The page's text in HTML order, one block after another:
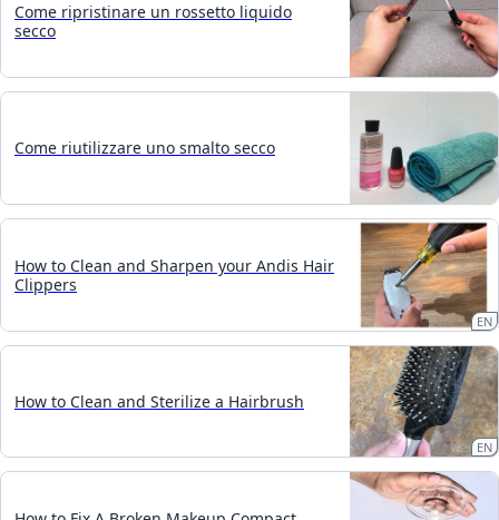
Come ripristinare un rossetto liquido
secco
Come riutilizzare uno smalto secco
How to Clean and Sharpen your Andis Hair
Clippers
EN
How to Clean and Sterilize a Hairbrush
EN